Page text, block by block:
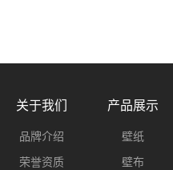
关于我们
品牌介绍
荣誉资质
产品展示
壁纸
壁布